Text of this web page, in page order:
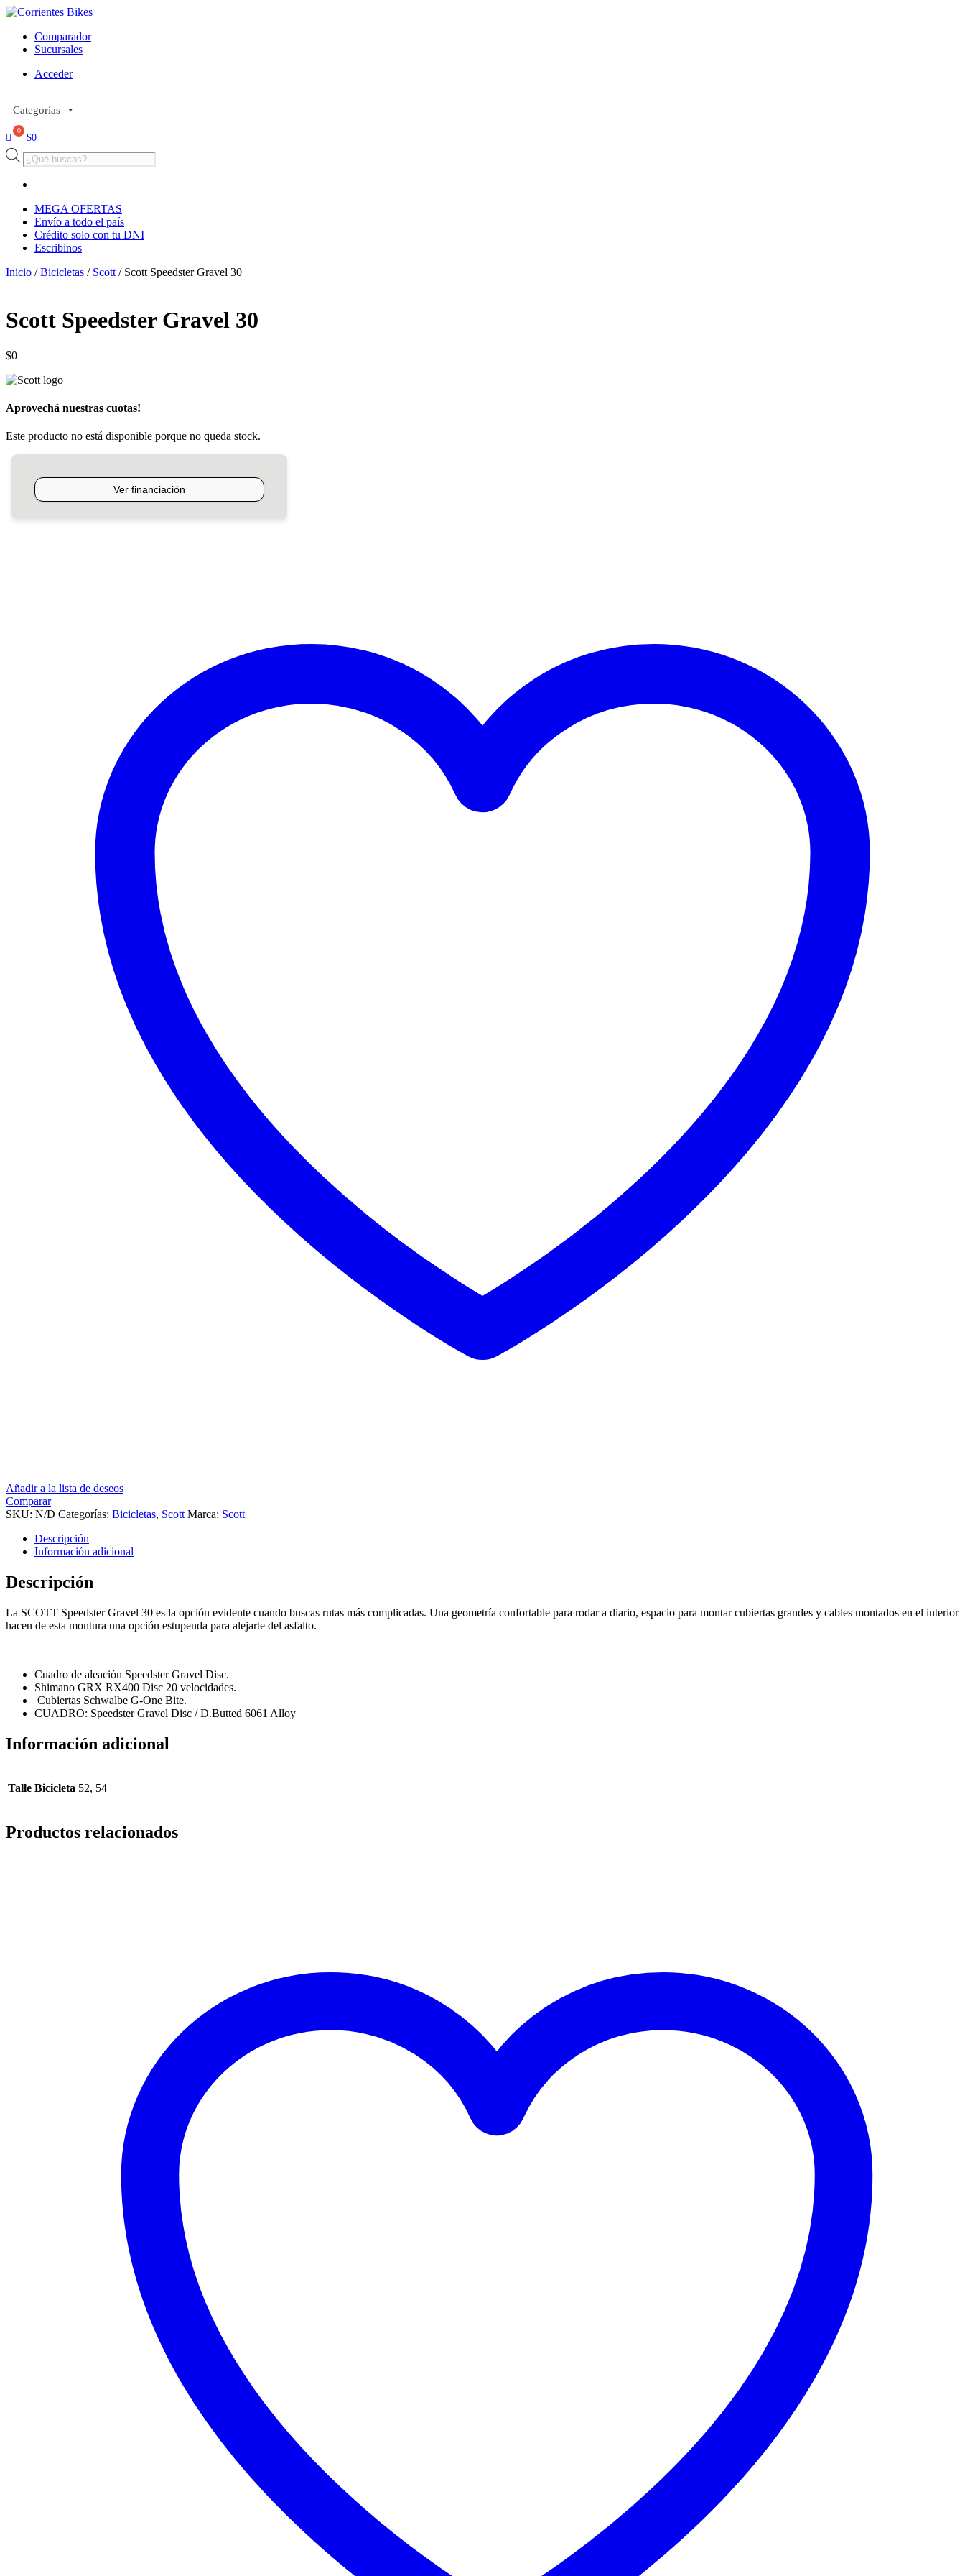
Comparador
Sucursales
Acceder
Categorías
$0
Búsqueda
de
MEGA OFERTAS
Envío a todo el país
Crédito solo con tu DNI
Escribinos
Inicio /Bicicletas / Scott / Scott Speedster Gravel 30
Scott Speedster Gravel 30
$0
Aprovechá nuestras cuotas!
Este producto no está disponible porque no queda stock.
Añadir a la lista de deseos
Comparar
SKU: N/D Categorías: Bicicletas, Scott Marca: Scott
Descripción
Información adicional
Descripción
La SCOTT Speedster Gravel 30 es la opción evidente cuando buscas rutas más complicadas. Una geometría confortable para rodar a diario, espacio para montar cubiertas grandes y cables montados en el interior
hacen de esta montura una opción estupenda para alejarte del asfalto.
Cuadro de aleación Speedster Gravel Disc.
Shimano GRX RX400 Disc 20 velocidades.
Cubiertas Schwalbe G-One Bite.
CUADRO: Speedster Gravel Disc / D.Butted 6061 Alloy
Información adicional
Talle Bicicleta 52, 54
Productos relacionados